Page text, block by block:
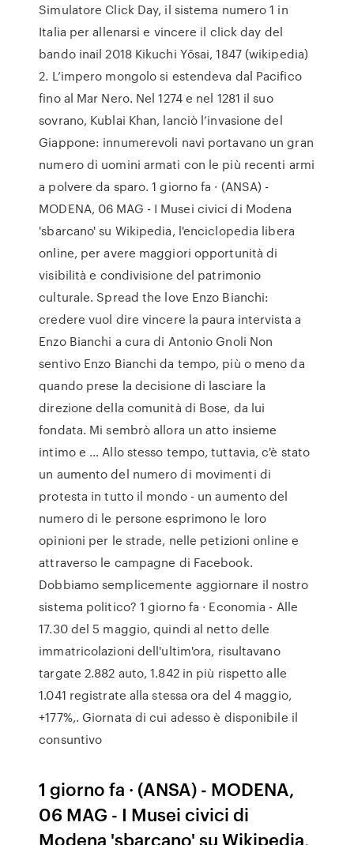
Simulatore Click Day, il sistema numero 1 in
Italia per allenarsi e vincere il click day del
bando inail 2018 Kikuchi Yōsai, 1847 (wikipedia)
2. L’impero mongolo si estendeva dal Pacifico
fino al Mar Nero. Nel 1274 e nel 1281 il suo
sovrano, Kublai Khan, lanciò l’invasione del
Giappone: innumerevoli navi portavano un gran
numero di uomini armati con le più recenti armi
a polvere da sparo. 1 giorno fa · (ANSA) -
MODENA, 06 MAG - I Musei civici di Modena
'sbarcano' su Wikipedia, l'enciclopedia libera
online, per avere maggiori opportunità di
visibilità e condivisione del patrimonio
culturale. Spread the love Enzo Bianchi:
credere vuol dire vincere la paura intervista a
Enzo Bianchi a cura di Antonio Gnoli Non
sentivo Enzo Bianchi da tempo, più o meno da
quando prese la decisione di lasciare la
direzione della comunità di Bose, da lui
fondata. Mi sembrò allora un atto insieme
intimo e … Allo stesso tempo, tuttavia, c'è stato
un aumento del numero di movimenti di
protesta in tutto il mondo - un aumento del
numero di le persone esprimono le loro
opinioni per le strade, nelle petizioni online e
attraverso le campagne di Facebook.
Dobbiamo semplicemente aggiornare il nostro
sistema politico? 1 giorno fa · Economia - Alle
17.30 del 5 maggio, quindi al netto delle
immatricolazioni dell'ultim'ora, risultavano
targate 2.882 auto, 1.842 in più rispetto alle
1.041 registrate alla stessa ora del 4 maggio,
+177%,. Giornata di cui adesso è disponibile il
consuntivo
1 giorno fa · (ANSA) - MODENA,
06 MAG - I Musei civici di
Modena 'sbarcano' su Wikipedia,